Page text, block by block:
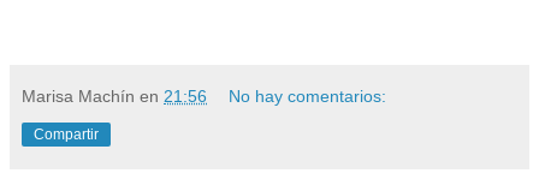
Marisa Machín en 21:56 No hay comentarios:
Compartir